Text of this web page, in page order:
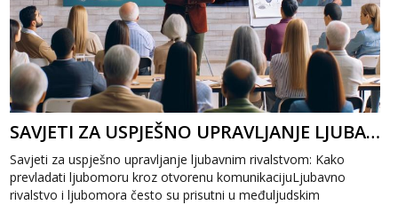
SAVJETI ZA USPJEŠNO UPRAVLJANJE LJUBAVNIM RIVALSTVOM: KAKO PREVLADATI LJUBOMORU
Savjeti za uspješno upravljanje ljubavnim rivalstvom: Kako
prevladati ljubomoru kroz otvorenu komunikacijuLjubavno
rivalstvo i ljubomora često su prisutni u međuljudskim